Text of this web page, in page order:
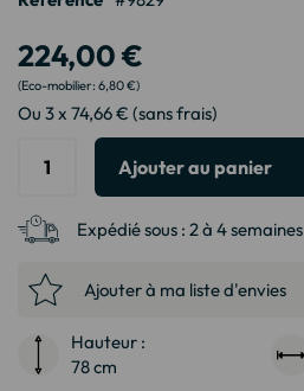
224,00 €
6,80 €
Ou 3 x 74,66 € (sans frais)
Ajouter au panier
Expédié sous : 2 à 4 semaines
Ajouter à ma liste d'envies
Hauteur :
78 cm